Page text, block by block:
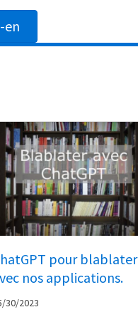
en
pour blablater
nos applications.
30/2023